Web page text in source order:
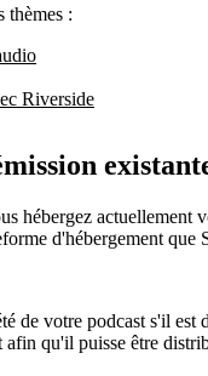
thèmes :
Riverside
hébergez actuellement
d'hébergement que
de votre podcast s'il est
afin qu'il puisse être